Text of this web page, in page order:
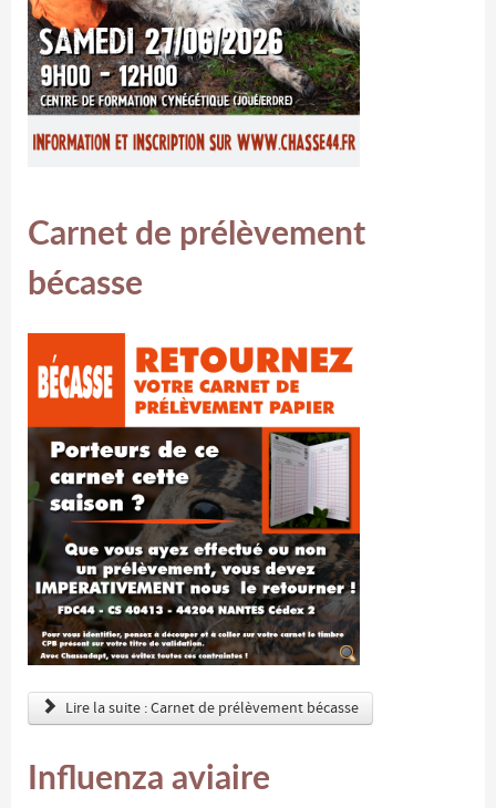
Carnet de prélèvement
bécasse
Lire la suite : Carnet de prélèvement bécasse
Influenza aviaire